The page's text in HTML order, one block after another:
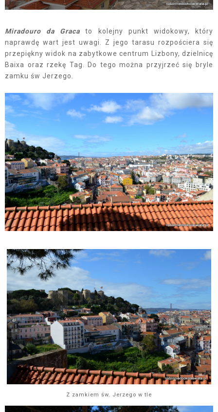
Miradouro da Graca to kolejny punkt widokowy, który
naprawdę wart jest uwagi. Z jego tarasu rozpościera się
przepiękny widok na zabytkowe centrum Lizbony, dzielnicę
Baixa oraz rzekę Tag. Do tego można przyjrzeć się bryle
zamku św Jerzego.
Z zamkiem św. Jerzego w tle